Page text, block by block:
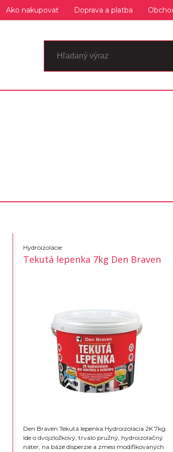
Ako nakupovať Doprava a platba
Hydroizolácie
Tekutá lepenka 7kg Den Braven
Den Braven Tekutá lepenka Hydroizolácia 2K 7kg.
Ide o dvojzložkový, trvalo pružný, hydroizolačný
náter, na báze disperzie a zmesi modifikovaných